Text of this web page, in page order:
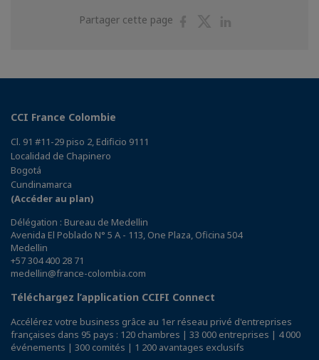
Partager cette page
PartagerPartager
CCI France Colombie
Cl. 91 #11-29 piso 2, Edificio 9111
Localidad de Chapinero
Bogotá
Cundinamarca
(Accéder au plan)
Délégation : Bureau de Medellin
Avenida El Poblado N° 5 A - 113, One Plaza, Oficina 504
Medellin
+57 304 400 28 71
medellin@france-colombia.com
Téléchargez l’application CCIFI Connect
Accélérez votre business grâce au 1er réseau privé d'entreprises
françaises dans 95 pays : 120 chambres | 33 000 entreprises | 4 000
événements | 300 comités | 1 200 avantages exclusifs